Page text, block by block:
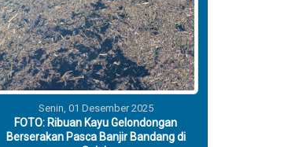
Senin, 01 Desember 2025
FOTO: Ribuan Kayu Gelondongan
Berserakan Pasca Banjir Bandang di